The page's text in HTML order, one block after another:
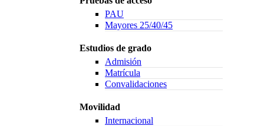
PAU
Mayores 25/40/45
Estudios de grado
Admisión
Matrícula
Convalidaciones
Movilidad
Internacional